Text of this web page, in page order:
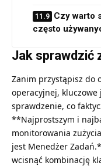
Czy warto
często
Jak sprawdzić
Zanim przystąpisz do
operacyjnej,
sprawdzenie, co
**Najprostszym i
monitorowania
jest Menedżer
wcisnąć kombinację